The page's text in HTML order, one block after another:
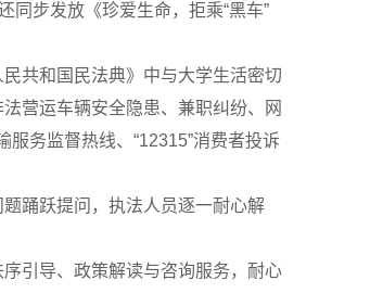
同步发放《珍爱生命，拒乘“黑车”
共和国民法典》中与大学生活密切
营运车辆安全隐患、兼职纠纷、网
务监督热线、“12315”消费者投诉
踊跃提问，执法人员逐一耐心解
引导、政策解读与咨询服务，耐心